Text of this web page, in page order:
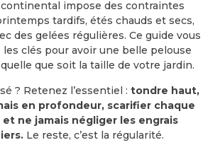
impose des contraintes
tardifs, étés chauds et secs,
des gelées régulières. Ce guide vous
clés pour avoir une belle pelouse
que soit la taille de votre jardin.
? Retenez l’essentiel : tondre haut,
en profondeur, scarifier chaque
ne jamais négliger les engrais
Le reste, c’est la régularité.